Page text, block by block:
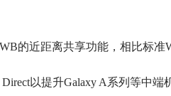
的近距离共享功能，相比标准
以提升Galaxy A系列等中